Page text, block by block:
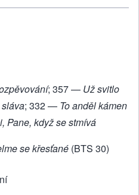
; 357 — Už svitlo
; 332 — To anděl kámen
Pane, když se stmívá
se křesťané (BTS 30)